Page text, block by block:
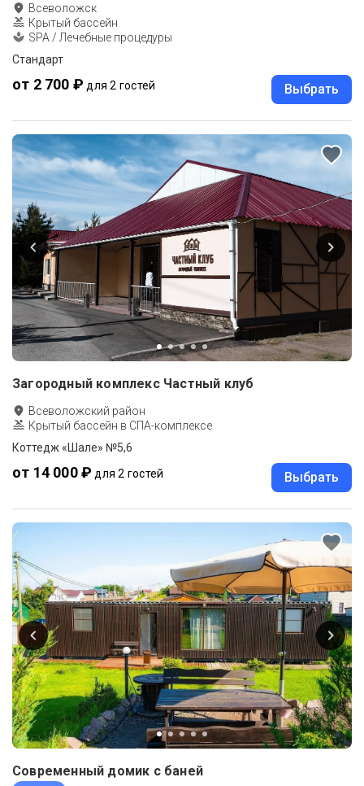
Всеволожск
Крытый бассейн
SPA / Лечебные процедуры
Стандарт
от 2 700 ₽ для 2 гостей Выбрать
Загородный комплекс Частный клуб
Всеволожский район
Крытый бассейн в СПА-комплексе
Коттедж «Шале» №5,6
от 14 000 ₽ для 2 гостей Выбрать
Современный домик с баней